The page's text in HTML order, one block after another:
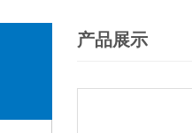
产品展示